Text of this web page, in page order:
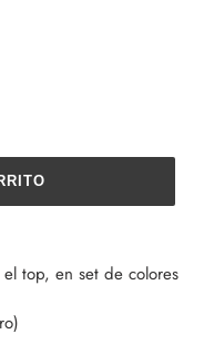
top, en set de colores